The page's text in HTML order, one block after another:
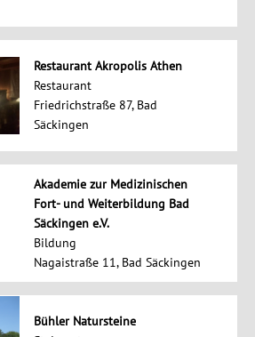
Restaurant Akropolis Athen
Restaurant
Friedrichstraße 87, Bad
Säckingen
Akademie zur Medizinischen
Fort- und Weiterbildung Bad
Säckingen e.V.
Bildung
Nagaistraße 11, Bad Säckingen
Bühler Natursteine